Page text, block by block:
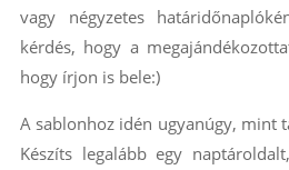
vagy négyzetes
kérdés, hogy a
hogy írjon is bele:)
A sablonhoz idén ugyanúgy, mint
Készíts legalább egy